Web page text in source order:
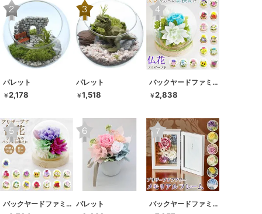
パレット
￥2,178
パレット
￥1,518
バックヤードファミリー
￥2,838
バックヤードファミリー パレット バックヤードファミリー